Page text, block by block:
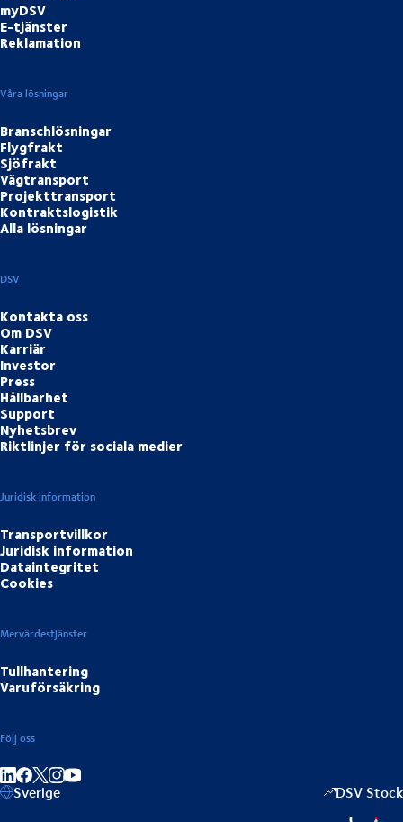
myDSV
E-tjänster
Reklamation
Våra lösningar
Branschlösningar
Flygfrakt
Sjöfrakt
Vägtransport
Projekttransport
Kontraktslogistik
Alla lösningar
DSV
Kontakta oss
Om DSV
Karriär
Investor
Press
Hållbarhet
Support
Nyhetsbrev
Riktlinjer för sociala medier
Juridisk information
Transportvillkor
Juridisk information
Dataintegritet
Cookies
Mervärdestjänster
Tullhantering
Varuförsäkring
Följ oss
Dela på LinkedIn
Dela på Facebook
Dela på Instagram
Sverige DSV Stock